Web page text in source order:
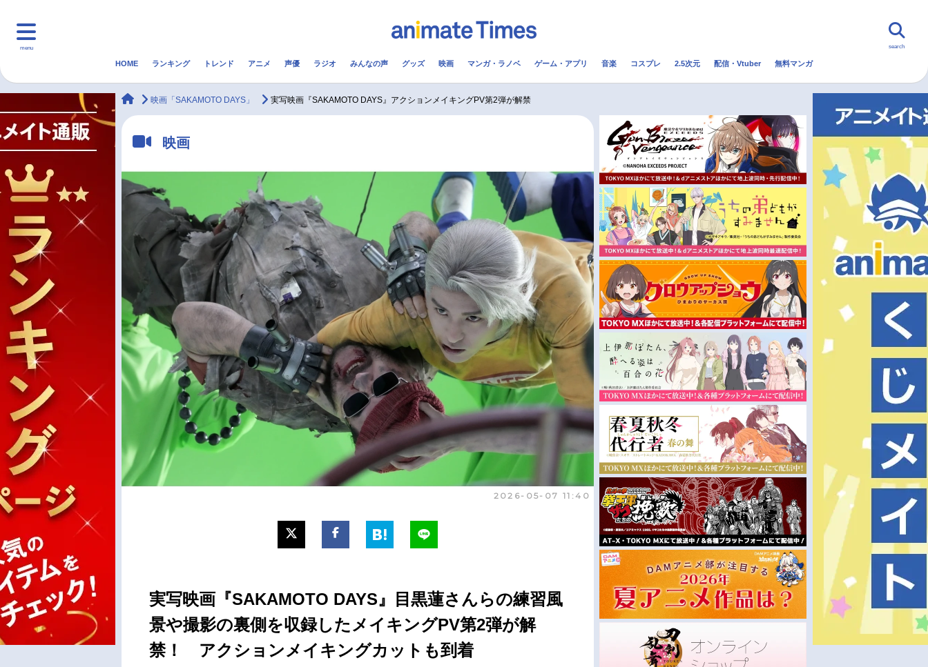
menu
マンガ・ラノベ ゲーム・アプリ 配信・Vtuber トレンド 無料マンガ
最新記事一覧
アニメ記事一覧
声優記事一覧
アニメ映画一覧
実写化映画一覧
男性声優/女性声優一覧
今期アニメ曜日別一覧
春アニメ
夏アニメ
秋アニメ
冬アニメ
FOLLOW US
search
HOME ランキング トレンド アニメ 声優 ラジオ みんなの声 グッズ 映画 マンガ・ラノベ ゲーム・アプリ 音楽 コスプレ 2.5次元 配信・Vtuber 無料マンガ
animateTimes
映画「SAKAMOTO DAYS」 実写映画『SAKAMOTO DAYS』アクションメイキングPV第2弾が解禁
映画
2026-05-07 11:40
実写映画『SAKAMOTO DAYS』目黒蓮さんらの練習風
景や撮影の裏側を収録したメイキングPV第2弾が解
禁！ アクションメイキングカットも到着